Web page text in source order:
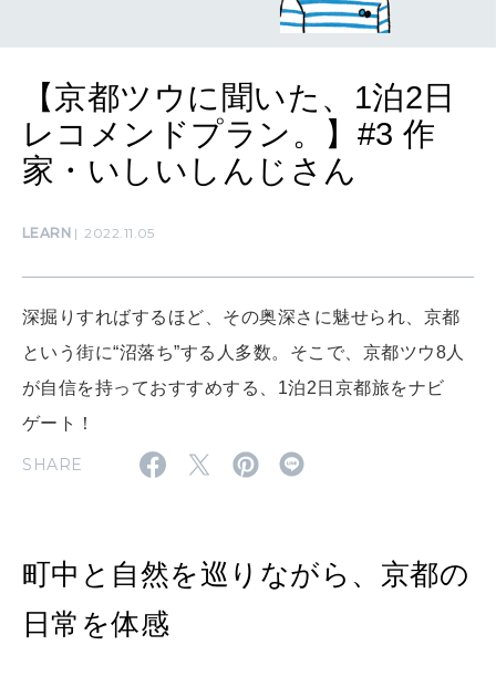
女神まり愛のタロットメッセージ
算命学がわかる今月のあなた
LEARN
知る、考える
MAMA
わたしができること
【京都ツウに聞いた、1泊2日
レコメンドプラン。】#3 作
家・いしいしんじさん
LEARN 2022.11.05
深掘りすればするほど、その奥深さに魅せられ、京都
という街に“沼落ち”する人多数。そこで、京都ツウ8人
が自信を持っておすすめする、1泊2日京都旅をナビ
ゲート！
SHARE
町中と自然を巡りながら、京都の
日常を体感